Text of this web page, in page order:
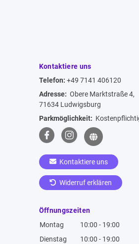
Kontaktiere uns
Telefon: +49 7141 406120
Adresse: Obere Marktstraße 4,
71634 Ludwigsburg
Parkmöglichkeit:
Kontaktiere uns
Widerruf erklären
Öffnungszeiten
Montag
10:00 - 19:00
Dienstag
10:00 - 19:00